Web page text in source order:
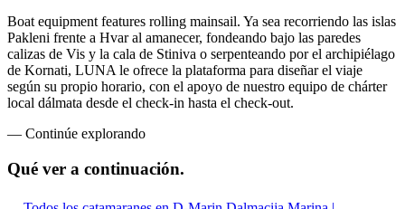
Boat equipment features rolling mainsail. Ya sea recorriendo las islas
Pakleni frente a Hvar al amanecer, fondeando bajo las paredes
calizas de Vis y la cala de Stiniva o serpenteando por el archipiélago
de Kornati, LUNA le ofrece la plataforma para diseñar el viaje
según su propio horario, con el apoyo de nuestro equipo de chárter
local dálmata desde el check-in hasta el check-out.
— Continúe explorando
Qué ver a continuación.